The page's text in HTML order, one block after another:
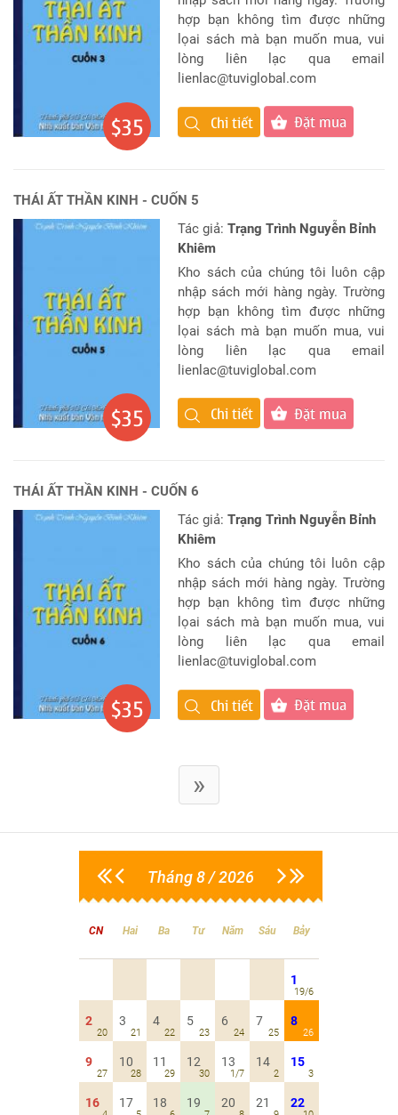
$35
hợp bạn không tìm được những
lọai sách mà bạn muốn mua, vui
lòng liên lạc qua email
lienlac@tuviglobal.com
Chi tiết Đặt mua
THÁI ẤT THẦN KINH - CUỐN 5
$35
Tác giả: Trạng Trình Nguyễn Bỉnh
Khiêm
Kho sách của chúng tôi luôn cập
nhập sách mới hàng ngày. Trường
hợp bạn không tìm được những
lọai sách mà bạn muốn mua, vui
lòng liên lạc qua email
lienlac@tuviglobal.com
Chi tiết Đặt mua
THÁI ẤT THẦN KINH - CUỐN 6
$35
Tác giả: Trạng Trình Nguyễn Bỉnh
Khiêm
Kho sách của chúng tôi luôn cập
nhập sách mới hàng ngày. Trường
hợp bạn không tìm được những
lọai sách mà bạn muốn mua, vui
lòng liên lạc qua email
lienlac@tuviglobal.com
Chi tiết Đặt mua
»
Tháng 8 / 2026
CN Hai Ba Tư Năm Sáu Bảy
1
19/6
2
20
3
21
4
22
5
23
6
24
7
25
8
26
9
27
10
28
11
29
12
30
13
1/7
14
2
15
3
16 17 18 19 20 21 22